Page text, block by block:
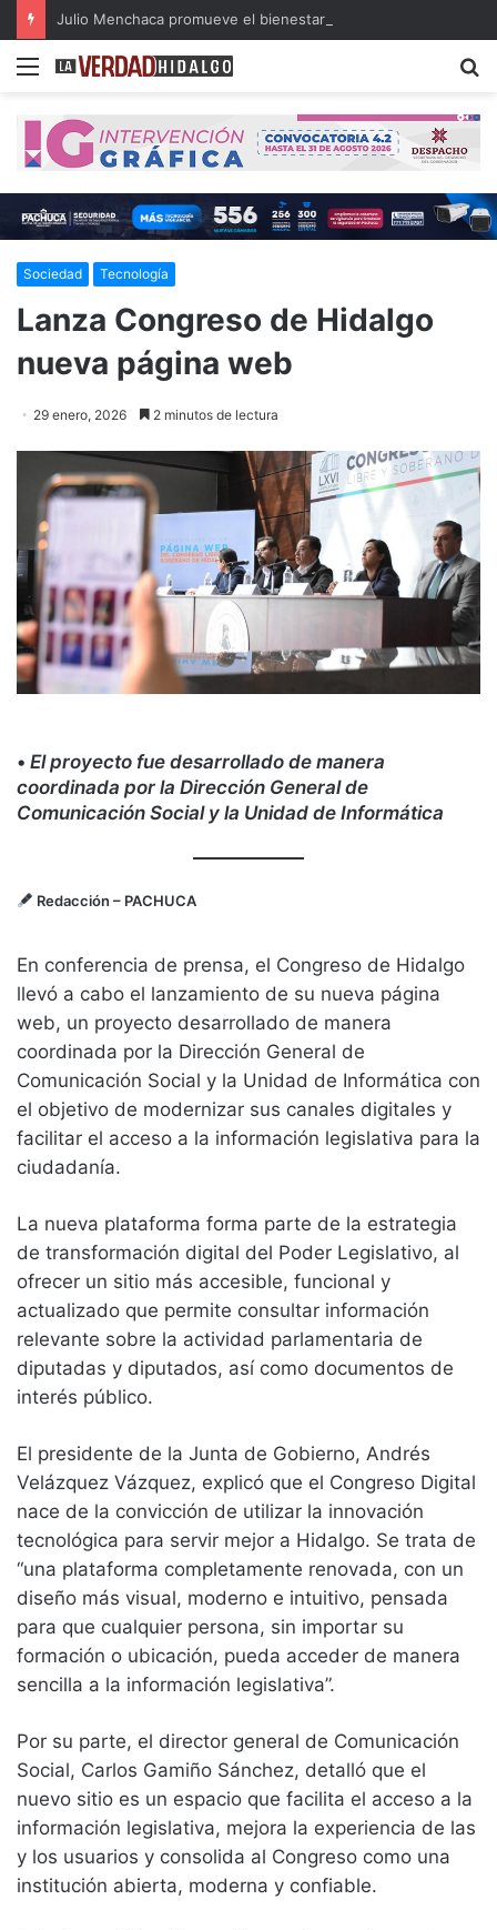
Menu
Sociedad Tecnología
Lanza Congreso de Hidalgo
nueva página web
29 enero, 2026 2 minutos de lectura
• El proyecto fue desarrollado de manera
coordinada por la Dirección General de
Comunicación Social y la Unidad de Informática
Redacción – PACHUCA
En conferencia de prensa, el Congreso de Hidalgo
llevó a cabo el lanzamiento de su nueva página
web, un proyecto desarrollado de manera
coordinada por la Dirección General de
Comunicación Social y la Unidad de Informática con
el objetivo de modernizar sus canales digitales y
facilitar el acceso a la información legislativa para la
ciudadanía.
La nueva plataforma forma parte de la estrategia
de transformación digital del Poder Legislativo, al
ofrecer un sitio más accesible, funcional y
actualizado que permite consultar información
relevante sobre la actividad parlamentaria de
diputadas y diputados, así como documentos de
interés público.
El presidente de la Junta de Gobierno, Andrés
Velázquez Vázquez, explicó que el Congreso Digital
nace de la convicción de utilizar la innovación
tecnológica para servir mejor a Hidalgo. Se trata de
“una plataforma completamente renovada, con un
diseño más visual, moderno e intuitivo, pensada
para que cualquier persona, sin importar su
formación o ubicación, pueda acceder de manera
sencilla a la información legislativa”.
Por su parte, el director general de Comunicación
Social, Carlos Gamiño Sánchez, detalló que el
nuevo sitio es un espacio que facilita el acceso a la
información legislativa, mejora la experiencia de las
y los usuarios y consolida al Congreso como una
institución abierta, moderna y confiable.